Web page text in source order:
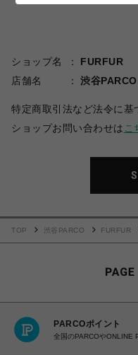
ショップ名
FURFUR
店舗名
渋谷PARCO
特定商取引法など法令に基
ショップお問い合わせは こ
TOP 渋谷PARCO FURFUR
PARCOポイント
全国のPARCOやONLINE